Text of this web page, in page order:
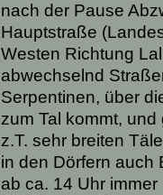
nach der Pause
Hauptstraße
Westen Richtung
abwechselnd
Serpentinen, über
zum Tal kommt,
z.T. sehr breiten
in den Dörfern auch
ab ca. 14 Uhr